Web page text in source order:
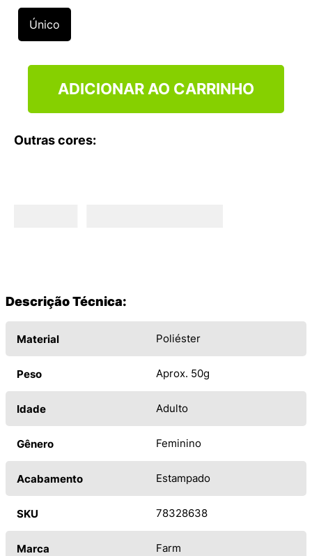
Único
ADICIONAR AO CARRINHO
Outras cores:
Descrição Técnica:
Material Poliéster
Peso Aprox. 50g
Idade Adulto
Gênero Feminino
Acabamento Estampado
SKU 78328638
Marca Farm
9º
NEW 530
10º VEJA COUNTRY